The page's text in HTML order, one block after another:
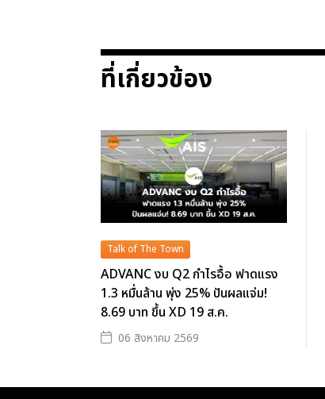
ที่เกี่ยวข้อง
Talk of The Town
ADVANC งบ Q2 กำไรอื้อ ฟาดแรง
1.3 หมื่นล้าน พุ่ง 25% ปันผลแจ่ม!
8.69 บาท ขึ้น XD 19 ส.ค.
06 สิงหาคม 2569